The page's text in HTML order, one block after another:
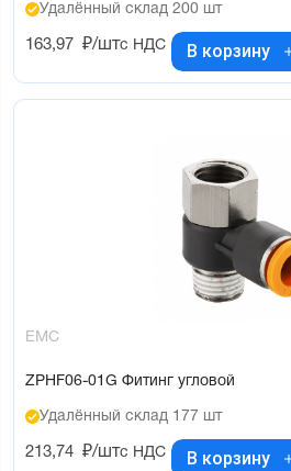
Удалённый склад 200 шт
163,97 ₽/штс НДС В корзину
EMC
ZPHF06-01G Фитинг угловой
Удалённый склад 177 шт
213,74 ₽/штс НДС В корзину